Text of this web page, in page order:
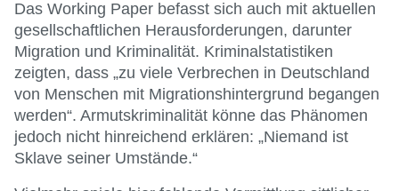
Das Working Paper befasst sich auch mit aktuellen
gesellschaftlichen Herausforderungen, darunter
Migration und Kriminalität. Kriminalstatistiken
zeigten, dass „zu viele Verbrechen in Deutschland
von Menschen mit Migrationshintergrund begangen
werden“. Armutskriminalität könne das Phänomen
jedoch nicht hinreichend erklären: „Niemand ist
Sklave seiner Umstände.“